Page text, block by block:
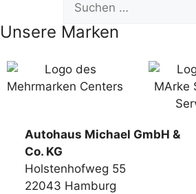
Unsere Marken
Autohaus Michael GmbH &
Co. KG
Holstenhofweg 55
22043 Hamburg